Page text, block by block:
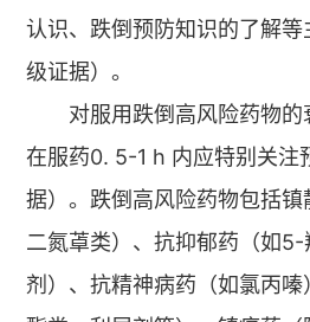
认识、跌倒预防知识的了解等
级证据）。
对服用跌倒高风险药物的
在服药0. 5-1 h 内应特别关注
据）。跌倒高风险药物包括
二氮䓬类）、抗抑郁药（如5-
剂）、抗精神病药（如氯丙